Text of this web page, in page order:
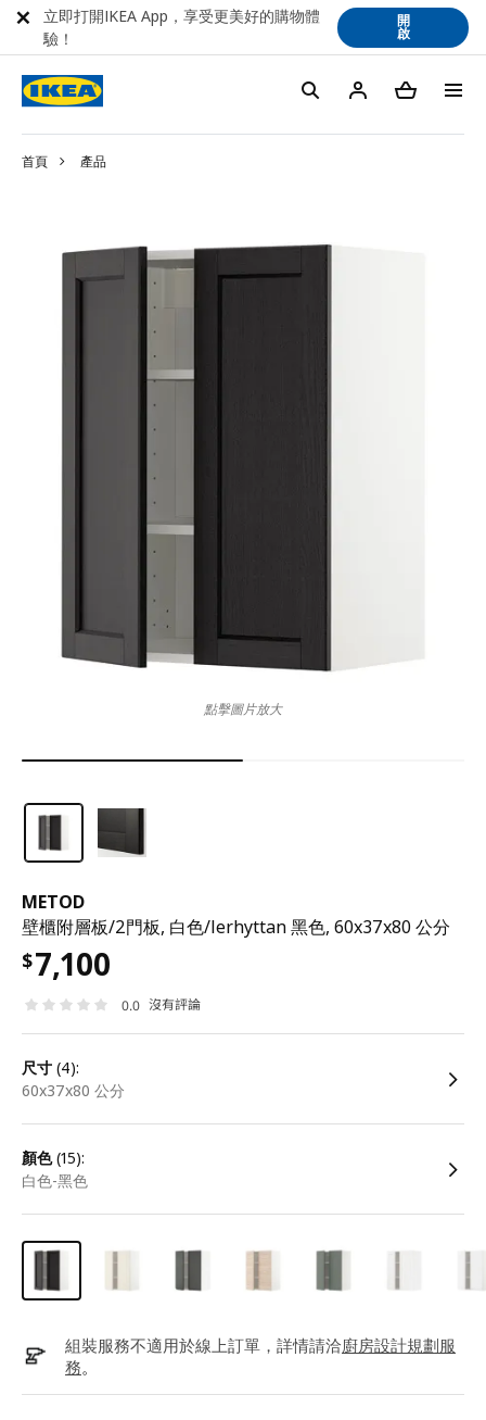
首頁 產品
METOD
壁櫃附層板/2門板, 白色/lerhyttan 黑色, 60x37x80 公分
$7,100
0.0 沒有評論
尺寸 (4):
60x37x80 公分
顏色(15):
白色-黑色
組裝服務不適用於線上訂單，詳情請洽廚房設計規劃服
務。
點擊圖片放大
立即打開IKEA App，享受更美好的購物體
驗！
開
啟